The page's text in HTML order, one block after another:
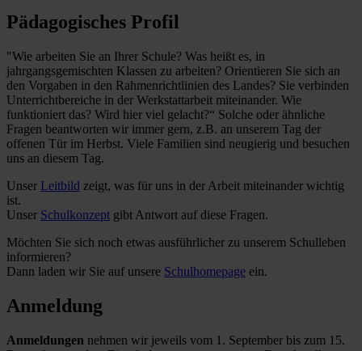
Pädagogisches Profil
"Wie arbeiten Sie an Ihrer Schule? Was heißt es, in
jahrgangsgemischten Klassen zu arbeiten? Orientieren Sie sich an
den Vorgaben in den Rahmenrichtlinien des Landes? Sie verbinden
Unterrichtbereiche in der Werkstattarbeit miteinander. Wie
funktioniert das? Wird hier viel gelacht?“ Solche oder ähnliche
Fragen beantworten wir immer gern, z.B. an unserem Tag der
offenen Tür im Herbst. Viele Familien sind neugierig und besuchen
uns an diesem Tag.
Unser Leitbild zeigt, was für uns in der Arbeit miteinander wichtig
ist.
Unser Schulkonzept gibt Antwort auf diese Fragen.
Möchten Sie sich noch etwas ausführlicher zu unserem Schulleben
informieren?
Dann laden wir Sie auf unsere Schulhomepage ein.
Anmeldung
Anmeldungen nehmen wir jeweils vom 1. September bis zum 15.